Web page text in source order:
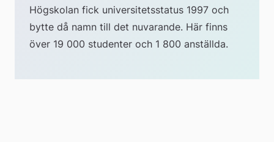
Högskolan fick universitetsstatus 1997 och
bytte då namn till det nuvarande. Här finns
över 19 000 studenter och 1 800 anställda.